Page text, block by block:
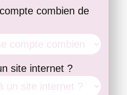
combien de
site internet ?